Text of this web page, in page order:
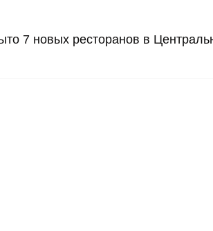
7 новых ресторанов в